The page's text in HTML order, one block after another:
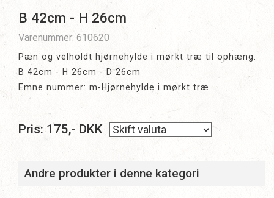
B 42cm - H 26cm
Varenummer: 610620
Pæn og velholdt hjørnehylde i mørkt træ til ophæng.
B 42cm - H 26cm - D 26cm
Emne nummer: m-Hjørnehylde i mørkt træ
Pris: 175,- DKK
Andre produkter i denne kategori